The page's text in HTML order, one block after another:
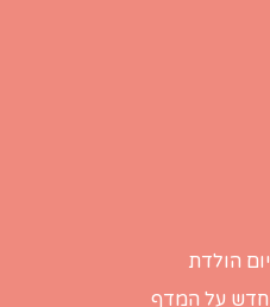
יום הולדת
חדש על המדף